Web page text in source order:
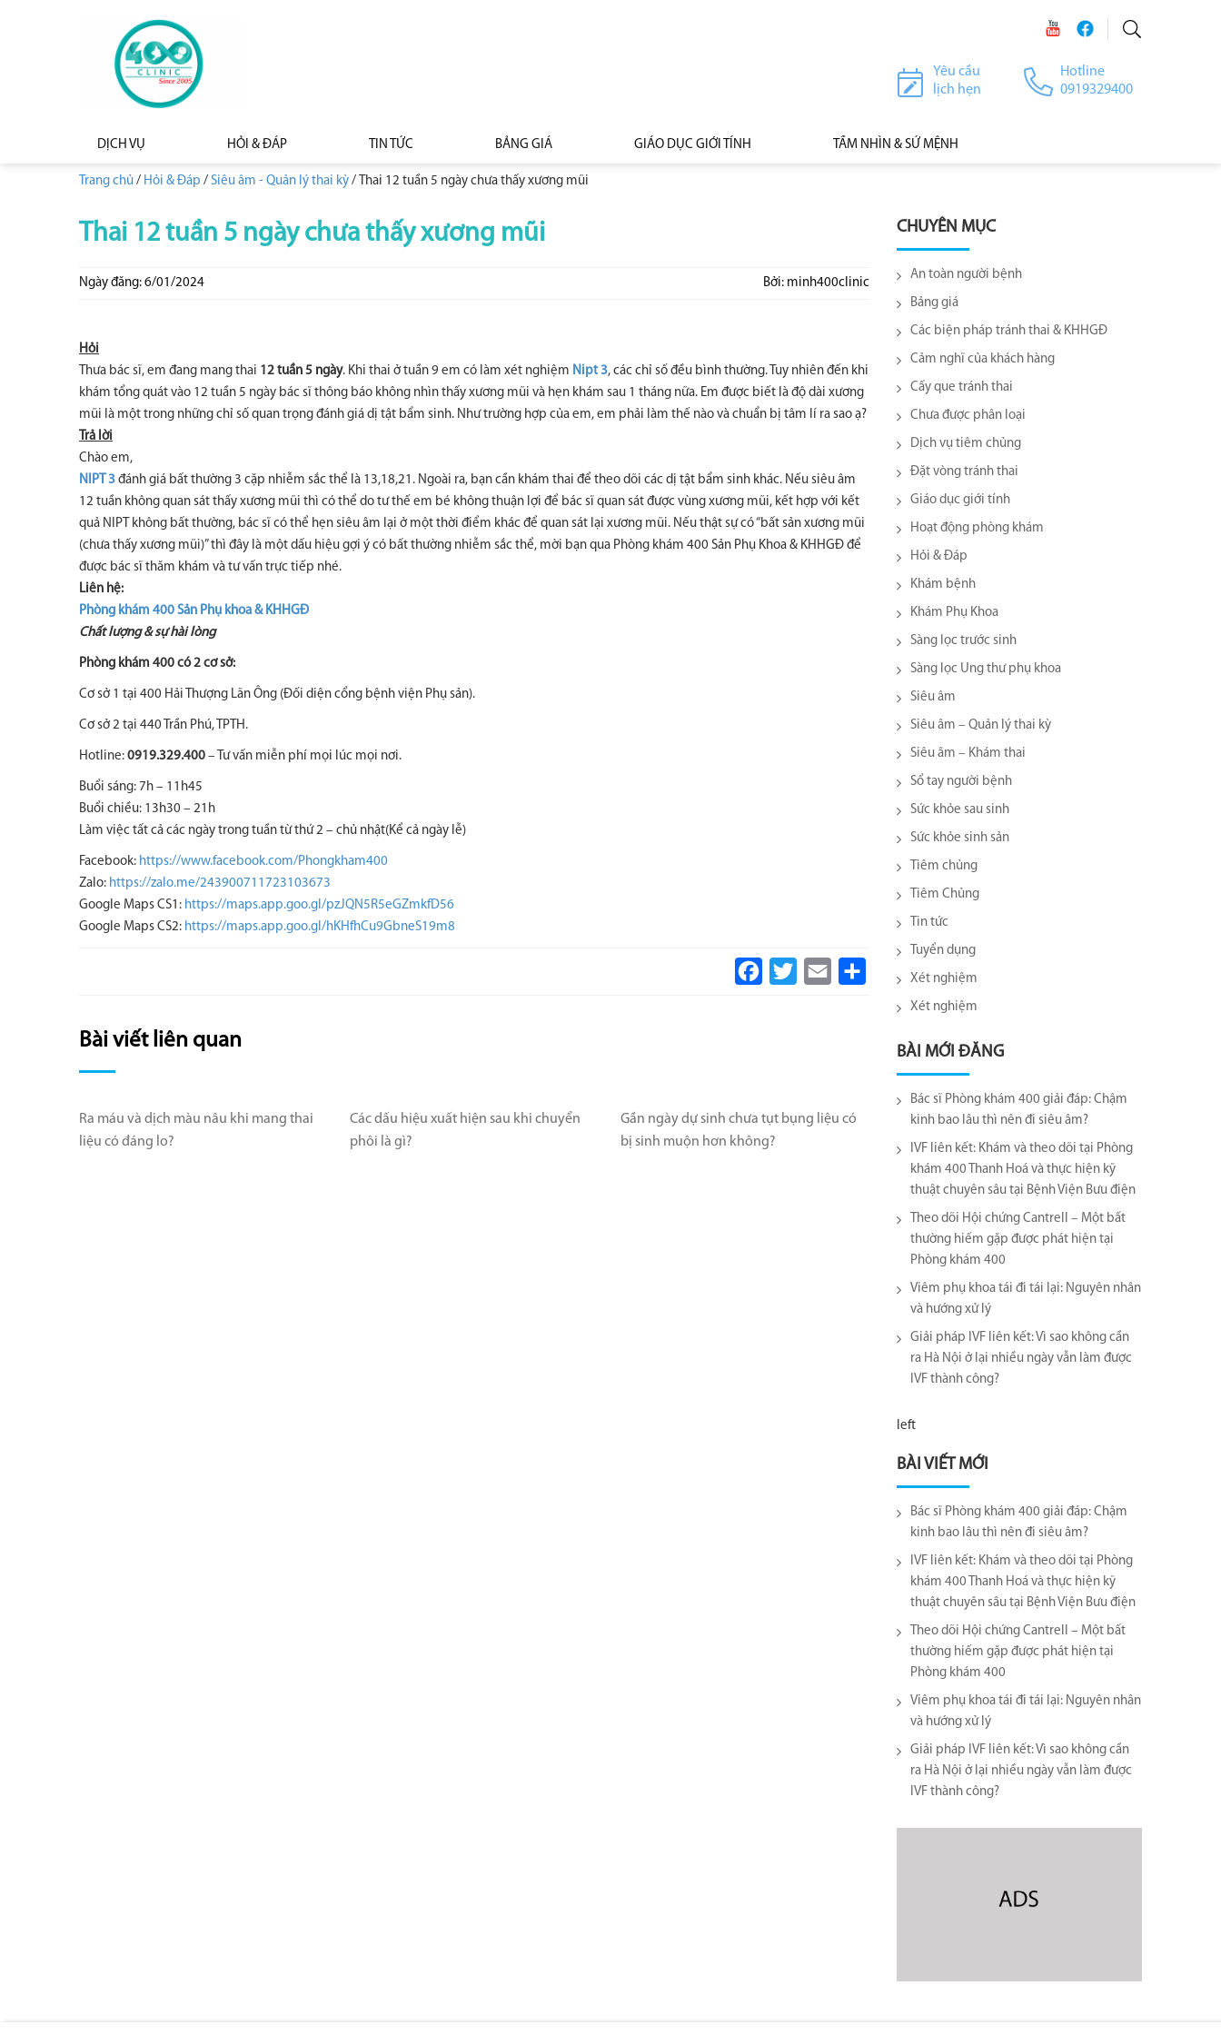
Hotline
0919329400
Yêu cầu
lịch hẹn
DỊCH VỤ HỎI & ĐÁP TIN TỨC BẢNG GIÁ GIÁO DỤC GIỚI TÍNH TẦM NHÌN & SỨ MỆNH
Trang chủ / Hỏi & Đáp / Siêu âm - Quản lý thai kỳ / Thai 12 tuần 5 ngày chưa thấy xương mũi
Thai 12 tuần 5 ngày chưa thấy xương mũi
Ngày đăng: 6/01/2024 Bởi: minh400clinic
Hỏi
Thưa bác sĩ, em đang mang thai 12 tuần 5 ngày. Khi thai ở tuần 9 em có làm xét nghiệm Nipt 3, các chỉ số đều bình thường. Tuy nhiên đến khi
khám tổng quát vào 12 tuần 5 ngày bác sĩ thông báo không nhìn thấy xương mũi và hẹn khám sau 1 tháng nữa. Em được biết là độ dài xương
mũi là một trong những chỉ số quan trọng đánh giá dị tật bẩm sinh. Như trường hợp của em, em phải làm thế nào và chuẩn bị tâm lí ra sao ạ?
Trả lời
Chào em,
NIPT 3 đánh giá bất thường 3 cặp nhiễm sắc thể là 13,18,21. Ngoài ra, bạn cần khám thai để theo dõi các dị tật bẩm sinh khác. Nếu siêu âm
12 tuần không quan sát thấy xương mũi thì có thể do tư thế em bé không thuận lợi để bác sĩ quan sát được vùng xương mũi, kết hợp với kết
quả NIPT không bất thường, bác sĩ có thể hẹn siêu âm lại ở một thời điểm khác để quan sát lại xương mũi. Nếu thật sự có “bất sản xương mũi
(chưa thấy xương mũi)” thì đây là một dấu hiệu gợi ý có bất thường nhiễm sắc thể, mời bạn qua Phòng khám 400 Sản Phụ Khoa & KHHGĐ để
được bác sĩ thăm khám và tư vấn trực tiếp nhé.
Liên hệ:
Phòng khám 400 Sản Phụ khoa & KHHGĐ
Chất lượng & sự hài lòng
Phòng khám 400 có 2 cơ sở:
Cơ sở 1 tại 400 Hải Thượng Lãn Ông (Đối diện cổng bệnh viện Phụ sản).
Cơ sở 2 tại 440 Trần Phú, TPTH.
Hotline: 0919.329.400 – Tư vấn miễn phí mọi lúc mọi nơi.
Buổi sáng: 7h – 11h45
Buổi chiều: 13h30 – 21h
Làm việc tất cả các ngày trong tuần từ thứ 2 – chủ nhật(Kể cả ngày lễ)
Facebook: https://www.facebook.com/Phongkham400
Zalo: https://zalo.me/243900711723103673
Google Maps CS1: https://maps.app.goo.gl/pzJQN5R5eGZmkfD56
Google Maps CS2: https://maps.app.goo.gl/hKHfhCu9GbneS19m8
Facebook
Twitter Email
Bài viết liên quan
Ra máu và dịch màu nâu khi mang thai
liệu có đáng lo?
Các dấu hiệu xuất hiện sau khi chuyển
phôi là gì?
Gần ngày dự sinh chưa tụt bụng liệu có
bị sinh muộn hơn không?
CHUYÊN MỤC
An toàn người bệnh
Bảng giá
Các biện pháp tránh thai & KHHGĐ
Cảm nghĩ của khách hàng
Cấy que tránh thai
Chưa được phân loại
Dịch vụ tiêm chủng
Đặt vòng tránh thai
Giáo dục giới tính
Hoạt động phòng khám
Hỏi & Đáp
Khám bệnh
Khám Phụ Khoa
Sàng lọc trước sinh
Sàng lọc Ung thư phụ khoa
Siêu âm
Siêu âm – Quản lý thai kỳ
Siêu âm – Khám thai
Sổ tay người bệnh
Sức khỏe sau sinh
Sức khỏe sinh sản
Tiêm chủng
Tiêm Chủng
Tin tức
Tuyển dụng
Xét nghiệm
Xét nghiệm
BÀI MỚI ĐĂNG
Bác sĩ Phòng khám 400 giải đáp: Chậm
kinh bao lâu thì nên đi siêu âm?
IVF liên kết: Khám và theo dõi tại Phòng
khám 400 Thanh Hoá và thực hiện kỹ
thuật chuyên sâu tại Bệnh Viện Bưu điện
Theo dõi Hội chứng Cantrell – Một bất
thường hiếm gặp được phát hiện tại
Phòng khám 400
Viêm phụ khoa tái đi tái lại​: Nguyên nhân
và hướng xử lý
Giải pháp IVF liên kết: Vì sao không cần
ra Hà Nội ở lại nhiều ngày vẫn làm được
IVF thành công?
left
BÀI VIẾT MỚI
Bác sĩ Phòng khám 400 giải đáp: Chậm
kinh bao lâu thì nên đi siêu âm?
IVF liên kết: Khám và theo dõi tại Phòng
khám 400 Thanh Hoá và thực hiện kỹ
thuật chuyên sâu tại Bệnh Viện Bưu điện
Theo dõi Hội chứng Cantrell – Một bất
thường hiếm gặp được phát hiện tại
Phòng khám 400
Viêm phụ khoa tái đi tái lại​: Nguyên nhân
và hướng xử lý
Giải pháp IVF liên kết: Vì sao không cần
ra Hà Nội ở lại nhiều ngày vẫn làm được
IVF thành công?